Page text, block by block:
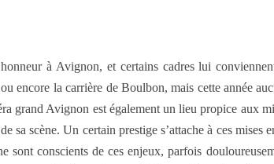
à Avignon, et certains cadres lui
encore la carrière de Boulbon, mais cette année
grand Avignon est également un lieu propice aux
sa scène. Un certain prestige s’attache à ces mises
sont conscients de ces enjeux, parfois